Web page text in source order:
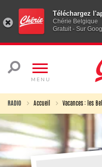
Téléchargez
Chérie Belgique
Gratuit - Sur
MENU
RADIO Accueil Vacances : les